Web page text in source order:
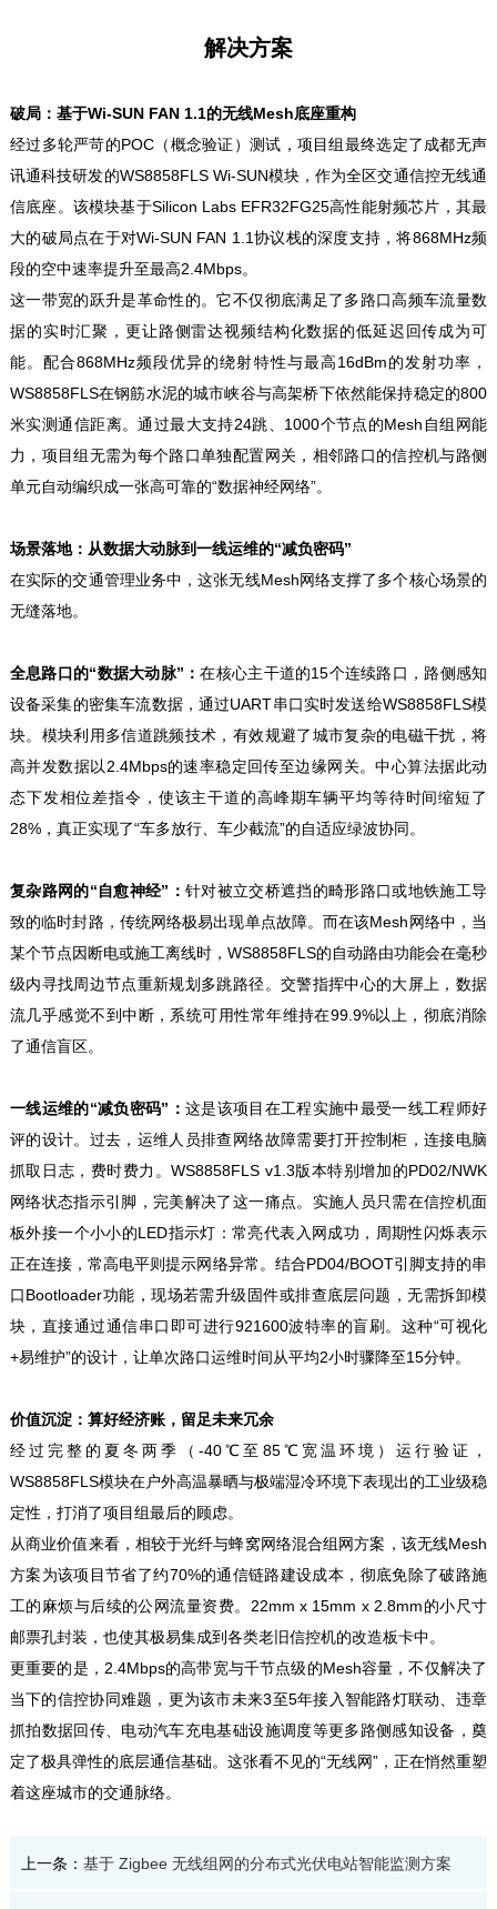
解决方案
破局：基于Wi-SUN FAN 1.1的无线Mesh底座重构
经过多轮严苛的POC（概念验证）测试，项目组最终选定了成都无声
讯通科技研发的WS8858FLS Wi-SUN模块，作为全区交通信控无线通
信底座。该模块基于Silicon Labs EFR32FG25高性能射频芯片，其最
大的破局点在于对Wi-SUN FAN 1.1协议栈的深度支持，将868MHz频
段的空中速率提升至最高2.4Mbps。
这一带宽的跃升是革命性的。它不仅彻底满足了多路口高频车流量数
据的实时汇聚，更让路侧雷达视频结构化数据的低延迟回传成为可
能。配合868MHz频段优异的绕射特性与最高16dBm的发射功率，
WS8858FLS在钢筋水泥的城市峡谷与高架桥下依然能保持稳定的800
米实测通信距离。通过最大支持24跳、1000个节点的Mesh自组网能
力，项目组无需为每个路口单独配置网关，相邻路口的信控机与路侧
单元自动编织成一张高可靠的“数据神经网络”。
场景落地：从数据大动脉到一线运维的“减负密码”
在实际的交通管理业务中，这张无线Mesh网络支撑了多个核心场景的
无缝落地。
全息路口的“数据大动脉”：在核心主干道的15个连续路口，路侧感知
设备采集的密集车流数据，通过UART串口实时发送给WS8858FLS模
块。模块利用多信道跳频技术，有效规避了城市复杂的电磁干扰，将
高并发数据以2.4Mbps的速率稳定回传至边缘网关。中心算法据此动
态下发相位差指令，使该主干道的高峰期车辆平均等待时间缩短了
28%，真正实现了“车多放行、车少截流”的自适应绿波协同。
复杂路网的“自愈神经”： 针对被立交桥遮挡的畸形路口或地铁施工导
致的临时封路，传统网络极易出现单点故障。而在该Mesh网络中，当
某个节点因断电或施工离线时，WS8858FLS的自动路由功能会在毫秒
级内寻找周边节点重新规划多跳路径。交警指挥中心的大屏上，数据
流几乎感觉不到中断，系统可用性常年维持在99.9%以上，彻底消除
了通信盲区。
一线运维的“减负密码”： 这是该项目在工程实施中最受一线工程师好
评的设计。过去，运维人员排查网络故障需要打开控制柜，连接电脑
抓取日志，费时费力。WS8858FLS v1.3版本特别增加的PD02/NWK
网络状态指示引脚，完美解决了这一痛点。实施人员只需在信控机面
板外接一个小小的LED指示灯：常亮代表入网成功，周期性闪烁表示
正在连接，常高电平则提示网络异常。结合PD04/BOOT引脚支持的串
口Bootloader功能，现场若需升级固件或排查底层问题，无需拆卸模
块，直接通过通信串口即可进行921600波特率的盲刷。这种“可视化
+易维护”的设计，让单次路口运维时间从平均2小时骤降至15分钟。
价值沉淀：算好经济账，留足未来冗余
经过完整的夏冬两季（-40℃至85℃宽温环境）运行验证，
WS8858FLS模块在户外高温暴晒与极端湿冷环境下表现出的工业级稳
定性，打消了项目组最后的顾虑。
从商业价值来看，相较于光纤与蜂窝网络混合组网方案，该无线Mesh
方案为该项目节省了约70%的通信链路建设成本，彻底免除了破路施
工的麻烦与后续的公网流量资费。22mm x 15mm x 2.8mm的小尺寸
邮票孔封装，也使其极易集成到各类老旧信控机的改造板卡中。
更重要的是，2.4Mbps的高带宽与千节点级的Mesh容量，不仅解决了
当下的信控协同难题，更为该市未来3至5年接入智能路灯联动、违章
抓拍数据回传、电动汽车充电基础设施调度等更多路侧感知设备，奠
定了极具弹性的底层通信基础。这张看不见的“无线网”，正在悄然重塑
着这座城市的交通脉络。
上一条： 基于 Zigbee 无线组网的分布式光伏电站智能监测方案